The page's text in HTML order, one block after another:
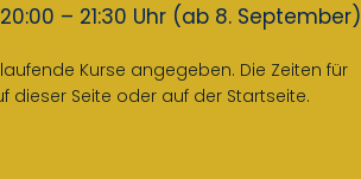
– 21:30 Uhr (ab 8. September)
Kurse angegeben. Die Zeiten für
dieser Seite oder auf der Startseite.